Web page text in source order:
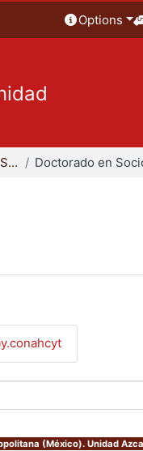
Options
Maestría y Doctorado en Sociología Doctorado en
(México). Unidad